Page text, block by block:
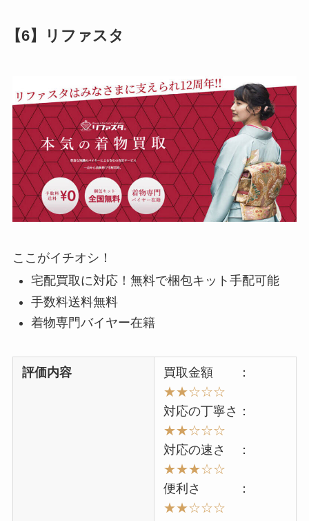
【6】リファスタ
ここがイチオシ！
宅配買取に対応！無料で梱包キット手配可能
手数料送料無料
着物専門バイヤー在籍
評価内容
買取金額 ：
★★☆☆☆
対応の丁寧さ：
★★☆☆☆
対応の速さ ：
★★★☆☆
便利さ ：
★★☆☆☆